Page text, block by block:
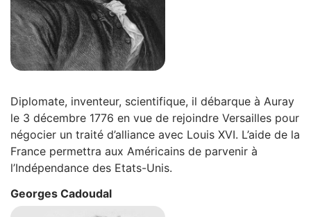
Diplomate, inventeur, scientifique, il débarque à Auray
le 3 décembre 1776 en vue de rejoindre Versailles pour
négocier un traité d’alliance avec Louis XVI. L’aide de la
France permettra aux Américains de parvenir à
l’Indépendance des Etats-Unis.
Georges Cadoudal
Zoom sur l'image